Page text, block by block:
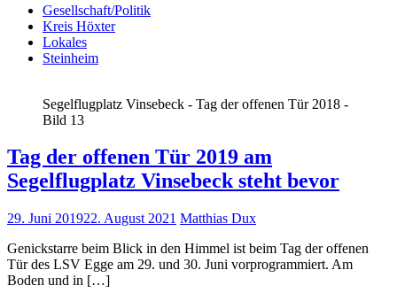
Gesellschaft/Politik
Kreis Höxter
Lokales
Steinheim
Segelflugplatz Vinsebeck - Tag der offenen Tür 2018 -
Bild 13
Tag der offenen Tür 2019 am
Segelflugplatz Vinsebeck steht bevor
29. Juni 201922. August 2021 Matthias Dux
Genickstarre beim Blick in den Himmel ist beim Tag der offenen
Tür des LSV Egge am 29. und 30. Juni vorprogrammiert. Am
Boden und in […]